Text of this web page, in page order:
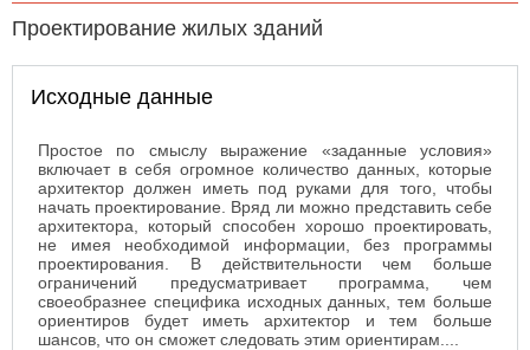
Проектирование жилых зданий
Исходные данные
Простое по смыслу выражение «заданные условия»
включает в себя огромное количество данных, которые
архитектор должен иметь под руками для того, чтобы
начать проектирование. Вряд ли можно представить себе
архитектора, который способен хорошо проектировать,
не имея необходимой информации, без программы
проектирования. В действительности чем больше
ограничений предусматривает программа, чем
своеобразнее специфика исходных данных, тем больше
ориентиров будет иметь архитектор и тем больше
шансов, что он сможет следовать этим ориентирам....